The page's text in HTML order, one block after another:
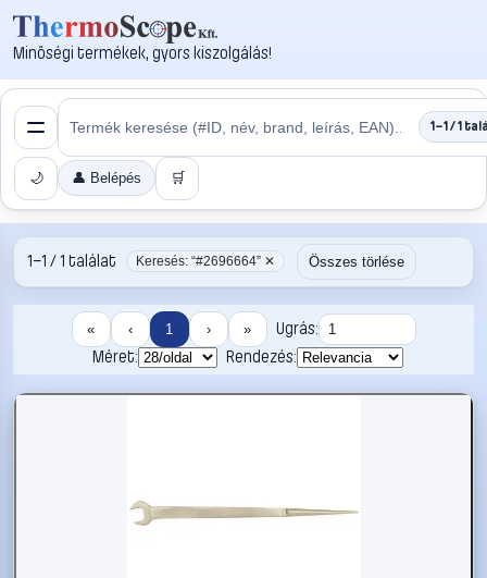
Minőségi termékek, gyors kiszolgálás!
1–1 / 1
🌙 👤 Belépés 🛒
1–1 / 1 találat Keresés: “#2696664” ✕ Összes törlése
« ‹ 1 › »
Ugrás:
Méret:
Rendezés: